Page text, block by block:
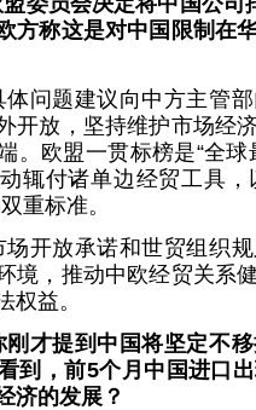
方称这是对中国限制在
体问题建议向中方主管
开放，坚持维护市场经
。欧盟一贯标榜是“全
辄付诸单边经贸工具，
重标准。
场开放承诺和世贸组织
境，推动中欧经贸关系
权益。
刚才提到中国将坚定不
到，前5个月中国进口
济的发展？